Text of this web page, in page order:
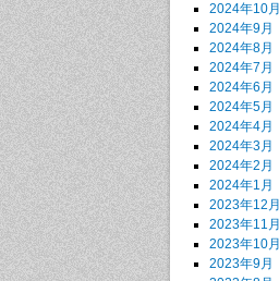
2024年10月
2024年9月
2024年8月
2024年7月
2024年6月
2024年5月
2024年4月
2024年3月
2024年2月
2024年1月
2023年12月
2023年11月
2023年10月
2023年9月